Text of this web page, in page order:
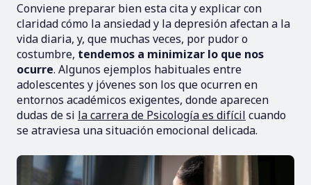
Conviene preparar bien esta cita y explicar con
claridad cómo la ansiedad y la depresión afectan a la
vida diaria, y, que muchas veces, por pudor o
costumbre, tendemos a minimizar lo que nos
ocurre. Algunos ejemplos habituales entre
adolescentes y jóvenes son los que ocurren en
entornos académicos exigentes, donde aparecen
dudas de si la carrera de Psicología es difícil cuando
se atraviesa una situación emocional delicada.